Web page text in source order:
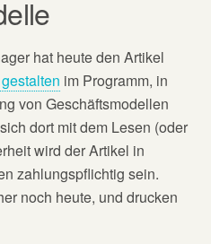
hat heute den Artikel
im Programm, in
von Geschäftsmodellen
dort mit dem Lesen (oder
wird der Artikel in
zahlungspflichtig sein.
noch heute, und drucken